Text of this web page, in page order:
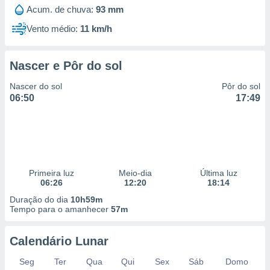
utilizar
criar
ou
de dados
e melhorar
dados
Acum. de chuva: 93 mm
Vento médio: 11 km/h
Nascer e Pôr do sol
Nascer do sol
06:50
Pôr do sol
17:49
Primeira luz
06:26
Meio-dia
12:20
Última luz
18:14
Duração do dia 10h59m
Tempo para o amanhecer 57m
Calendário Lunar
Seg Ter Qua Qui Sex Sáb
Domo